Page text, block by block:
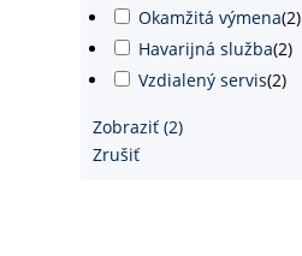
Okamžitá výmena(2)
Havarijná služba(2)
Vzdialený servis(2)
Zobraziť(2)
Zrušiť